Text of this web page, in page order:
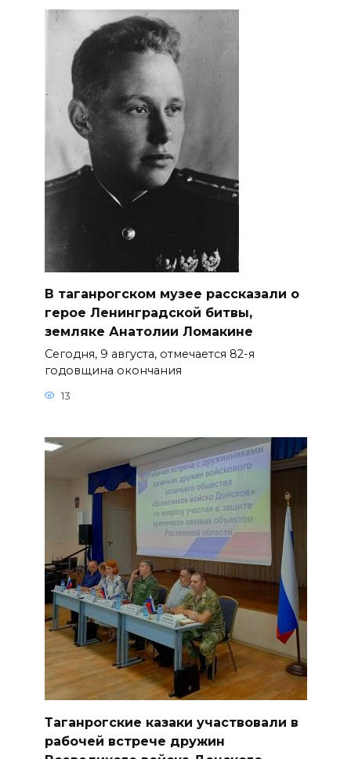
В таганрогском музее рассказали о
герое Ленинградской битвы,
земляке Анатолии Ломакине
Сегодня, 9 августа, отмечается 82-я
годовщина окончания
13
Таганрогские казаки участвовали в
рабочей встрече дружин